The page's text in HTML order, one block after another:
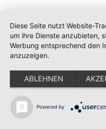
Diese Seite nutzt Website-
um ihre Dienste anzubieten,
Werbung entsprechend den
anzuzeigen.
ABLEHNEN
Powered by